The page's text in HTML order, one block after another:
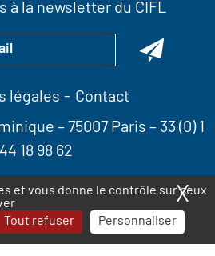
et vous donne le contrôle sur ceux
Tout refuser Personnaliser
X
à la newsletter du CIFL
légales
Contact
– 75007 Paris – 33 (0) 1
44 18 98 62